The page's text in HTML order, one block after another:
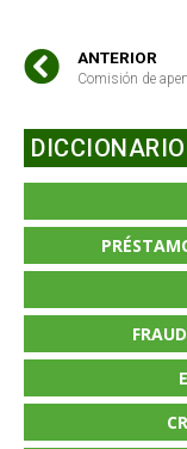
ANTERIOR
Comisión de